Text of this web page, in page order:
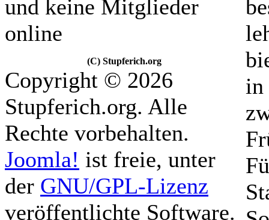
und keine Mitglieder
online
(C) Stupferich.org
Copyright © 2026
Stupferich.org. Alle
Rechte vorbehalten.
Joomla! ist freie, unter
der GNU/GPL-Lizenz
veröffentlichte Software.
in